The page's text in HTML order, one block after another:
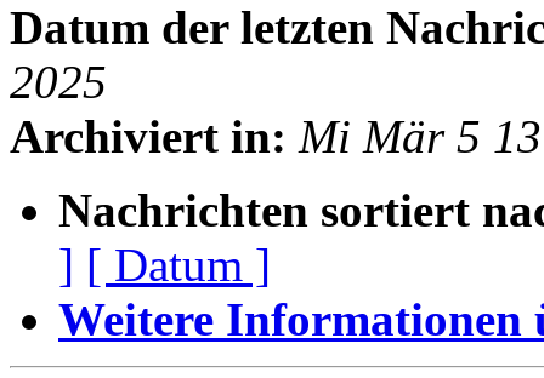
Datum der letzten
2025
Archiviert in: Mi Mär 5
Nachrichten sortiert
] [ Datum ]
Weitere Informationen